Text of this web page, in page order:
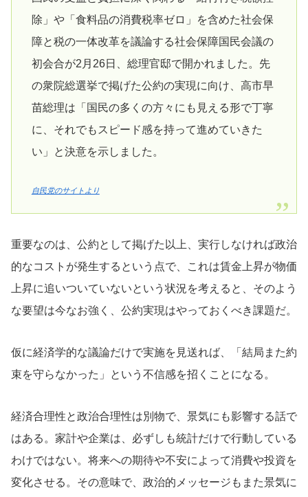
除」や「食料品の消費税率ゼロ」を含めた社会保
障と税の一体改革を議論する社会保障国民会議の
初会合が2月26日、総理官邸で開かれました。先
の衆院総選挙で掲げた公約の実現に向け、高市早
苗総理は「国民の多くの方々にも見える形で丁寧
に、それでもスピード感を持って進めていきた
い」と決意を示しました。
自民党のサイトより
重要なのは、公約として掲げた以上、実行しなければ政治
的なコストが発生するという点で、これは賃金上昇が物価
上昇に追いついていないという状況を考えると、そのよう
な要望は今なお強く、公約実現はやっておくべき課題だ。
仮に経済学的な議論だけで実施を見送れば、「結局また約
束を守らなかった」という不信感を招くことになる。
経済合理性と政治合理性は別物で、景気にも影響する話で
はある。家計や企業は、必ずしも統計だけで行動している
わけではない。将来への期待や不安によって消費や投資を
変化させる。その意味で、政治的メッセージもまた景気に